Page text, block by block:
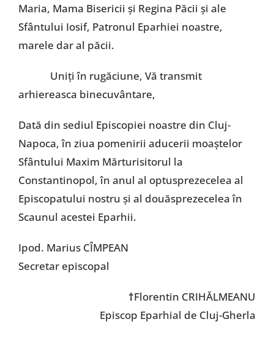
Maria, Mama Bisericii şi Regina Păcii şi ale
Sfântului Iosif, Patronul Eparhiei noastre,
marele dar al păcii.
Uniţi în rugăciune, Vă transmit
arhiereasca binecuvântare,
Dată din sediul Episcopiei noastre din Cluj-
Napoca, în ziua pomenirii aducerii moaştelor
Sfântului Maxim Mărturisitorul la
Constantinopol, în anul al optusprezecelea al
Episcopatului nostru şi al douăsprezecelea în
Scaunul acestei Eparhii.
Ipod. Marius CÎMPEAN
Secretar episcopal
†Florentin CRIHĂLMEANU
Episcop Eparhial de Cluj-Gherla